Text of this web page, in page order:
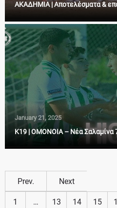
ΑΚΑΔΗΜΙΑ | Αποτελέσματα &
January 21, 2025
Κ19 | ΟΜΟΝΟΙΑ – Νέα Σαλαμίνα
Prev. Next
1 … 13 14 15